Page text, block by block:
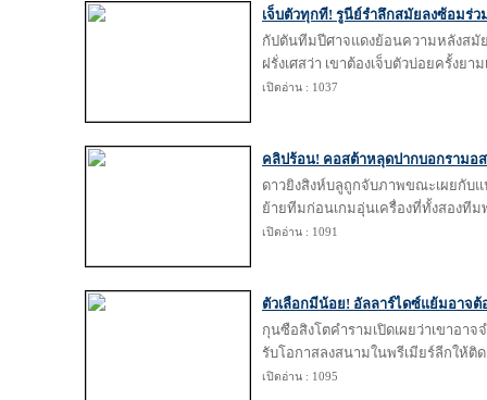
เจ็บตัวทุกที! รูนีย์รำลึกสมัยลงซ้อมร่ว
กัปตันทีมปีศาจแดงย้อนความหลังสมั
ฝรั่งเศสว่า เขาต้องเจ็บตัวบ่อยครั้งยา
เปิดอ่าน : 1037
คลิปร้อน! คอสต้าหลุดปากบอกรามอ
ดาวยิงสิงห์บลูถูกจับภาพขณะเผยกับ
ย้ายทีมก่อนเกมอุ่นเครื่องที่ทั้งสองทีม
เปิดอ่าน : 1091
ตัวเลือกมีน้อย! อัลลาร์ไดซ์แย้มอาจต้
กุนซือสิงโตคำรามเปิดเผยว่าเขาอาจ
รับโอกาสลงสนามในพรีเมียร์ลีกให้ติด
เปิดอ่าน : 1095